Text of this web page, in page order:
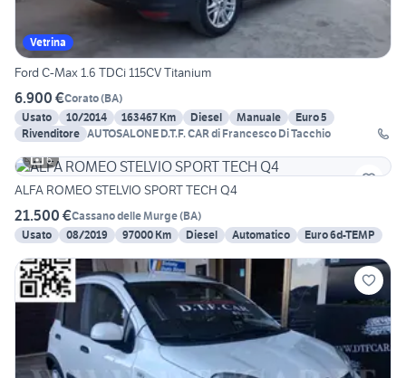
Vetrina
Ford C-Max 1.6 TDCi 115CV Titanium
6.900 €Corato(BA)
Usato
10/2014 163467 Km Diesel Manuale
Euro 5
Rivenditore AUTOSALONE D.T.F. CAR di Francesco Di Tacchio
6
ALFA ROMEO STELVIO SPORT TECH Q4
21.500 €Cassano delle Murge(BA)
Usato
08/2019 97000 Km Diesel Automatico Euro 6d-TEMP